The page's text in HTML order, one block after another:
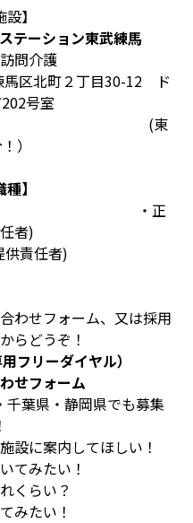
設】
テーション東武練馬
問介護
区北町２丁目30-12 ド
号室
）
種】
者)
供責任者)
わせフォーム、又は採用
らどうぞ！
フリーダイヤル）
せフォーム
葉県・静岡県でも募集
内してほしい！
てみたい！
くらい？
みたい！